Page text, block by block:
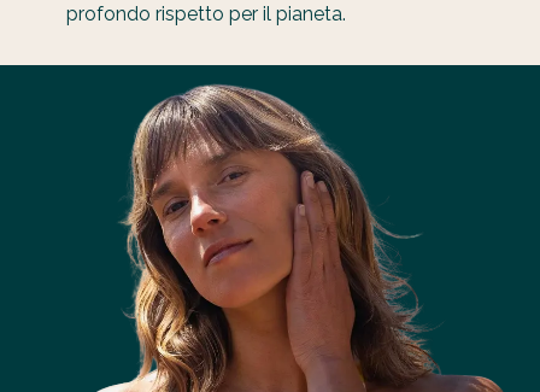
profondo rispetto per il pianeta.